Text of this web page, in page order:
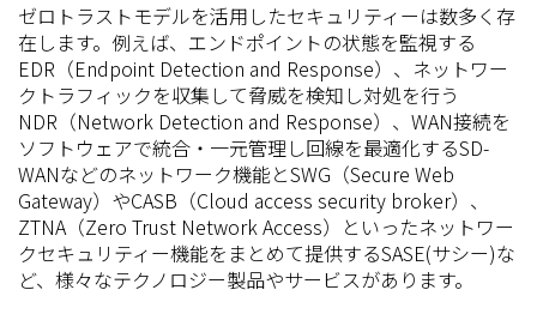
ゼロトラストモデルを活用したセキュリティーは数多く存
在します。例えば、エンドポイントの状態を監視する
EDR（Endpoint Detection and Response）、ネットワー
クトラフィックを収集して脅威を検知し対処を行う
NDR（Network Detection and Response）、WAN接続を
ソフトウェアで統合・一元管理し回線を最適化するSD-
WANなどのネットワーク機能とSWG（Secure Web
Gateway）やCASB（Cloud access security broker）、
ZTNA（Zero Trust Network Access）といったネットワー
クセキュリティー機能をまとめて提供するSASE(サシー)な
ど、様々なテクノロジー製品やサービスがあります。